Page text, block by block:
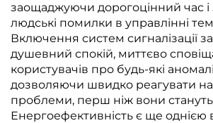
заощаджуючи дорогоцінний час
людські помилки в управлінні
Включення систем сигналізації
душевний спокій, миттєво
користувачів про будь-які
дозволяючи швидко реагувати на
проблеми, перш ніж вони
Енергоефективність є ще